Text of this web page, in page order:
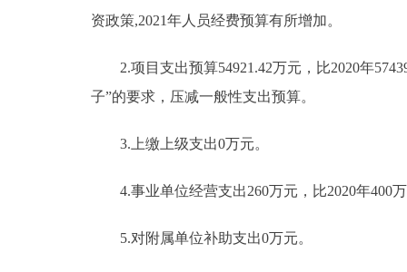
资政策,2021年人员经费预算有所增加。
2.项目支出预算54921.42万元，比2020年
子”的要求，压减一般性支出预算。
3.上缴上级支出0万元。
4.事业单位经营支出260万元，比2020年400
5.对附属单位补助支出0万元。